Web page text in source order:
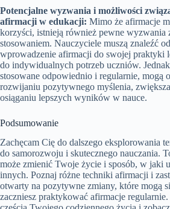
Potencjalne wyzwania i możliwości
afirmacji w edukacji: Mimo że afirmacje
korzyści, istnieją również pewne wyzwania
stosowaniem. Nauczyciele muszą znaleźć
wprowadzenie afirmacji do swojej praktyki
do indywidualnych potrzeb uczniów.
stosowane odpowiednio i regularnie, mogą
rozwijaniu pozytywnego myślenia,
osiąganiu lepszych wyników w nauce.
Podsumowanie
Zachęcam Cię do dalszego eksplorowania
do samorozwoju i skutecznego nauczania.
może zmienić Twoje życie i sposób, w jaki
innych. Poznaj różne techniki afirmacji i
otwarty na pozytywne zmiany, które mogą
zaczniesz praktykować afirmacje